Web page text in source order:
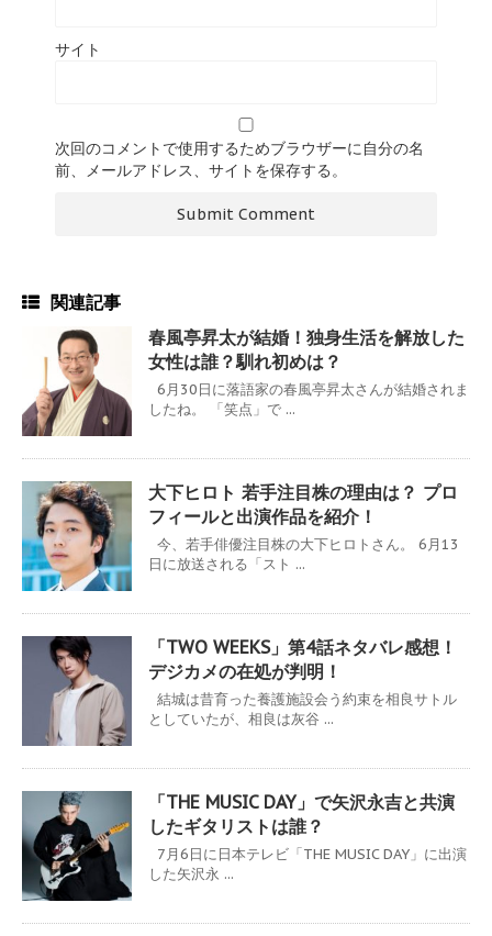
サイト
次回のコメントで使用するためブラウザーに自分の名
前、メールアドレス、サイトを保存する。
関連記事
春風亭昇太が結婚！独身生活を解放した
女性は誰？馴れ初めは？
6月30日に落語家の春風亭昇太さんが結婚されま
したね。 「笑点」で ...
大下ヒロト 若手注目株の理由は？ プロ
フィールと出演作品を紹介！
今、若手俳優注目株の大下ヒロトさん。 6月13
日に放送される「スト ...
「TWO WEEKS」第4話ネタバレ感想！
デジカメの在処が判明！
結城は昔育った養護施設会う約束を相良サトル
としていたが、相良は灰谷 ...
「THE MUSIC DAY」で矢沢永吉と共演
したギタリストは誰？
7月6日に日本テレビ「THE MUSIC DAY」に出演
した矢沢永 ...